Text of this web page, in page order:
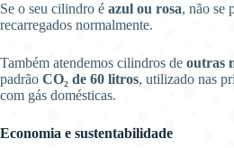
Se o seu cilindro é azul ou rosa, não se
recarregados normalmente.
Também atendemos cilindros de outras
padrão CO₂ de 60 litros, utilizado nas
com gás domésticas.
Economia e sustentabilidade